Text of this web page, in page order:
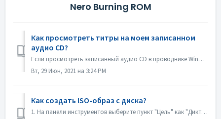
Nero Burning ROM
Как просмотреть титры на моем записанном
аудио CD?
Если просмотреть записанный аудио CD в проводнике Windows, он будет отображаться как дорожка 01, дорожка 02. Это соответствует ожиданиям: Если воспроизве...
Вт, 29 Июн, 2021 на 3:24 PM
Как создать ISO-образ с диска?
1. На панели инструментов выберите пункт "Цель" как "Диктофон изображений". 2. Вставьте исходный диск в дисковод. Нажмите кнопку Копи...